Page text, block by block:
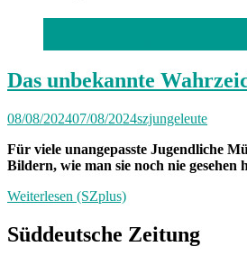
Das unbekannte
08/08/202407/08/2024szjungeleute
Für viele unangepasste Jugendliche
Bildern, wie man sie noch nie gesehen
Weiterlesen (SZplus)
Süddeutsche Zeitung